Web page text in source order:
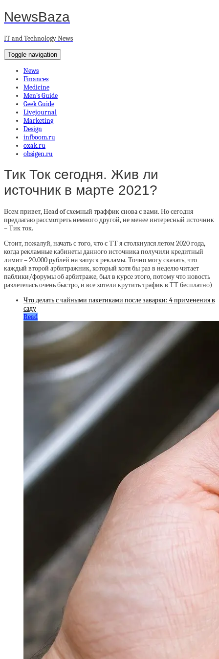
NewsBaza
IT and Technology News
Toggle navigation
News
Finances
Medicine
Men’s Guide
Geek Guide
Livejournal
Marketing
Design
infboom.ru
oxak.ru
obsigen.ru
Тик Ток сегодня. Жив ли
источник в марте 2021?
Всем привет, Head of схемный траффик снова с вами. Но сегодня
предлагаю рассмотреть немного другой, не менее интересный источник
– Тик ток.
Стоит, пожалуй, начать с того, что с ТТ я столкнулся летом 2020 года,
когда рекламные кабинеты данного источника получили кредитный
лимит – 20.000 рублей на запуск рекламы. Точно могу сказать, что
каждый второй арбитражник, который хотя бы раз в неделю читает
паблики/форумы об арбитраже, был в курсе этого, потому что новость
разлетелась очень быстро, и все хотели крутить трафик в ТТ бесплатно)
Что делать с чайными пакетиками после заварки: 4 применения в
саду
Read